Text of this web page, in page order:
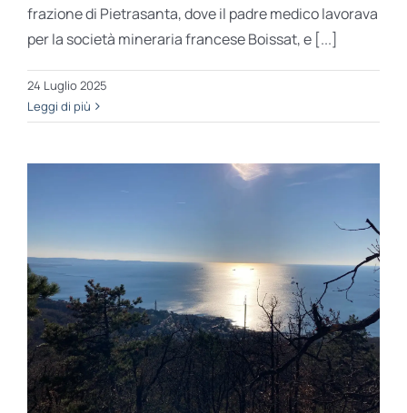
frazione di Pietrasanta, dove il padre medico lavorava
per la società mineraria francese Boissat, e [...]
24 Luglio 2025
Leggi di più